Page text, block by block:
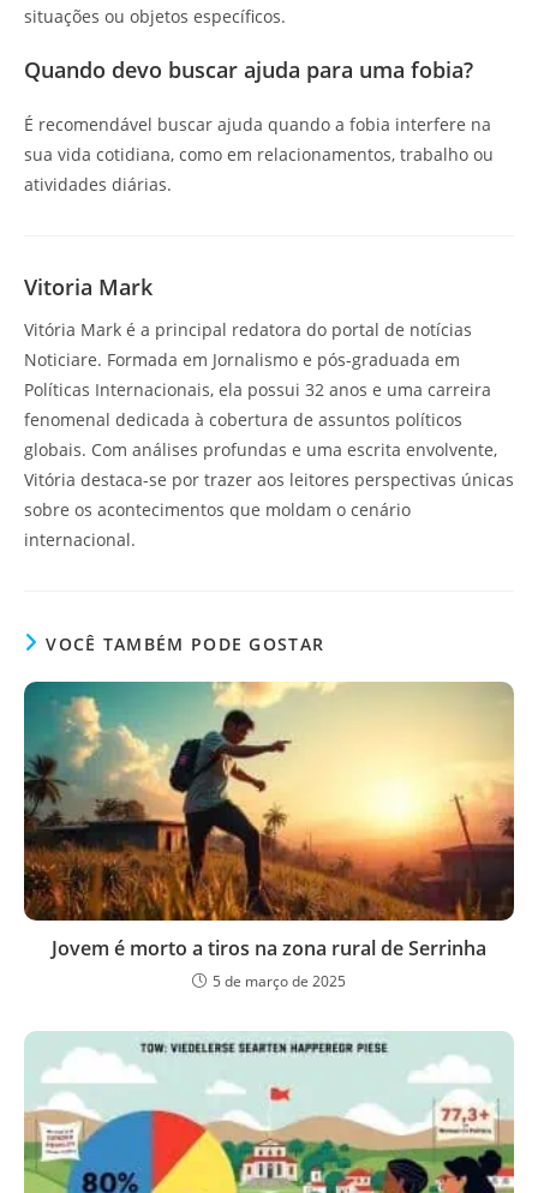
situações ou objetos específicos.
Quando devo buscar ajuda para uma fobia?
É recomendável buscar ajuda quando a fobia interfere na
sua vida cotidiana, como em relacionamentos, trabalho ou
atividades diárias.
Vitoria Mark
Vitória Mark é a principal redatora do portal de notícias
Noticiare. Formada em Jornalismo e pós-graduada em
Políticas Internacionais, ela possui 32 anos e uma carreira
fenomenal dedicada à cobertura de assuntos políticos
globais. Com análises profundas e uma escrita envolvente,
Vitória destaca-se por trazer aos leitores perspectivas únicas
sobre os acontecimentos que moldam o cenário
internacional.
VOCÊ TAMBÉM PODE GOSTAR
Jovem é morto a tiros na zona rural de Serrinha
5 de março de 2025